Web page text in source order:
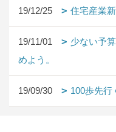
19/12/25 住宅産業
19/11/01
少ない予
めよう。
19/09/30 100歩先